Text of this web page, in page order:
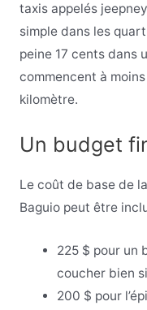
taxis appelés
simple dans les
peine 17 cents dans
commencent à
kilomètre.
Un budget
Le coût de base de
Baguio peut être
225 $ pour un
coucher bien
200 $ pour